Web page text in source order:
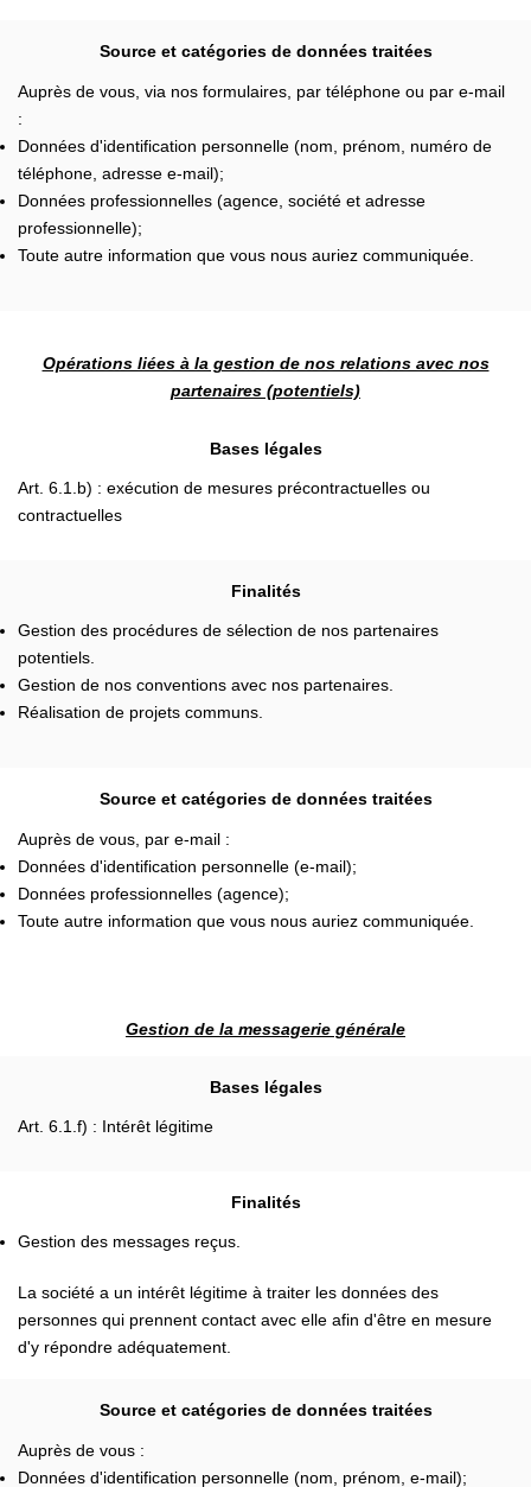
Source et catégories de données traitées
Auprès de vous, via nos formulaires, par téléphone ou par e-mail
:
Données d'identification personnelle (nom, prénom, numéro de
téléphone, adresse e-mail);
Données professionnelles (agence, société et adresse
professionnelle);
Toute autre information que vous nous auriez communiquée.
Opérations liées à la gestion de nos relations avec nos
partenaires (potentiels)
Bases légales
Art. 6.1.b) : exécution de mesures précontractuelles ou
contractuelles
Finalités
Gestion des procédures de sélection de nos partenaires
potentiels.
Gestion de nos conventions avec nos partenaires.
Réalisation de projets communs.
Source et catégories de données traitées
Auprès de vous, par e-mail :
Données d'identification personnelle (e-mail);
Données professionnelles (agence);
Toute autre information que vous nous auriez communiquée.
Gestion de la messagerie générale
Bases légales
Art. 6.1.f) : Intérêt légitime
Finalités
Gestion des messages reçus.
La société a un intérêt légitime à traiter les données des
personnes qui prennent contact avec elle afin d'être en mesure
d'y répondre adéquatement.
Source et catégories de données traitées
Auprès de vous :
Données d'identification personnelle (nom, prénom, e-mail);